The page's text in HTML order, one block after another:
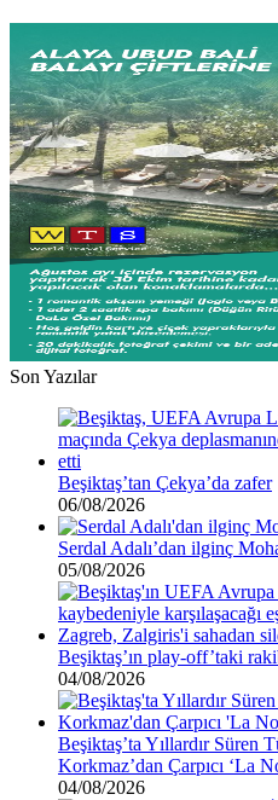
ücret
Son Yazılar
Beşiktaş’tan Çekya’da zafer
06/08/2026
Serdal Adalı’dan ilginç
05/08/2026
Beşiktaş’ın play-off’taki
04/08/2026
Beşiktaş’ta Yıllardır Süren
Korkmaz’dan Çarpıcı ‘La
04/08/2026